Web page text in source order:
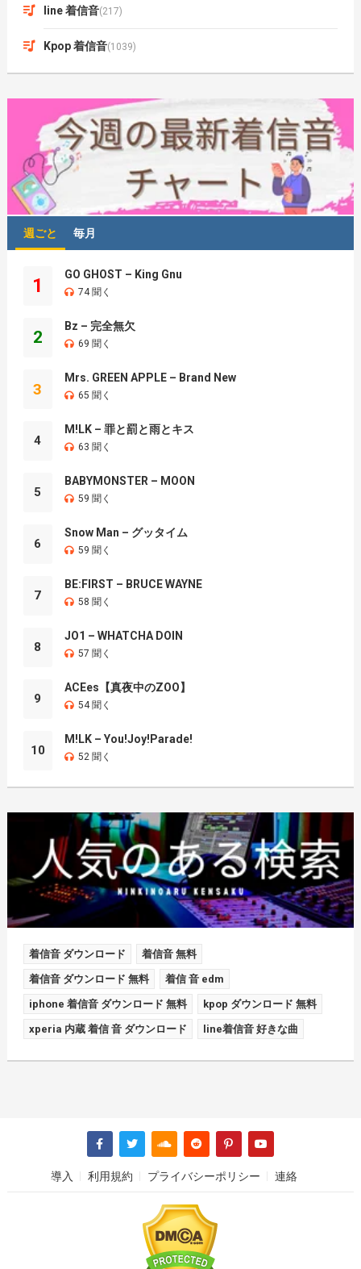
line 着信音(217)
Kpop 着信音(1039)
週ごと 毎月
1
GO GHOST – King Gnu
74 聞く
2
Bz – 完全無欠
69 聞く
3
Mrs. GREEN APPLE – Brand New
65 聞く
4
M!LK – 罪と罰と雨とキス
63 聞く
5
BABYMONSTER – MOON
59 聞く
6
Snow Man – グッタイム
59 聞く
7
BE:FIRST – BRUCE WAYNE
58 聞く
8
JO1 – WHATCHA DOIN
57 聞く
9
ACEes【真夜中のZOO】
54 聞く
10
M!LK – You!Joy!Parade!
52 聞く
着信音 ダウンロード 着信音 無料
着信音 ダウンロード 無料 着信 音 edm
iphone 着信音 ダウンロード 無料 kpop ダウンロード 無料
xperia 内蔵 着信 音 ダウンロード line着信音 好きな曲
導入 利用規約 プライバシーポリシー 連絡